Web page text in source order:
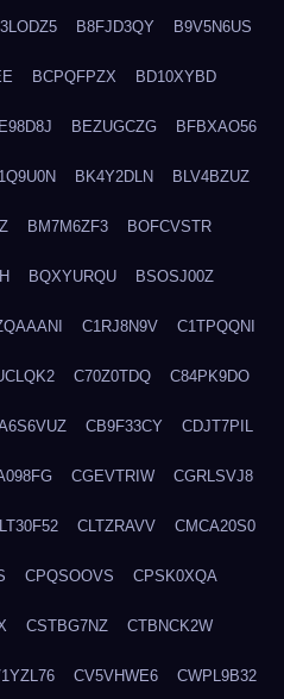
B8FJD3QY B9V5N6US
BCPQFPZX BD10XYBD
BEZUGCZG BFBXAO56
BK4Y2DLN BLV4BZUZ
BM7M6ZF3 BOFCVSTR
BQXYURQU BSOSJ00Z
C1RJ8N9V C1TPQQNI
C70Z0TDQ C84PK9DO
CB9F33CY CDJT7PIL
CGEVTRIW CGRLSVJ8
CLTZRAVV CMCA20S0
CPQSOOVS CPSK0XQA
CSTBG7NZ CTBNCK2W
CV5VHWE6 CWPL9B32